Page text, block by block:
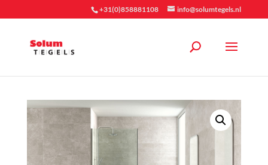
+31(0)858881108 info@solumtegels.nl